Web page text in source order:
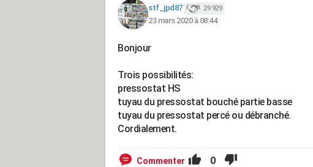
stf_jpd87 29 929
23 mars 2020 à 08:44
Bonjour
Trois possibilités:
pressostat HS
tuyau du pressostat bouché partie basse
tuyau du pressostat percé ou débranché.
Cordialement.
Commenter 0